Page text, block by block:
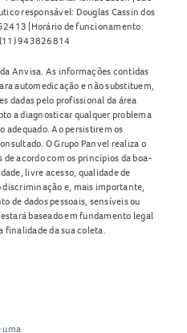
responsável: Douglas Cassin dos
|Horário de funcionamento:
(11) 943826814
Anvisa. As informações contidas
automedicação e não substituem,
dadas pelo profissional da área
a diagnosticar qualquer problema
adequado. Ao persistirem os
O Grupo Panvel realiza o
de acordo com os princípios da boa-
livre acesso, qualidade de
discriminação e, mais importante,
de dados pessoais, sensíveis ou
baseado em fundamento legal
finalidade da sua coleta.
uma